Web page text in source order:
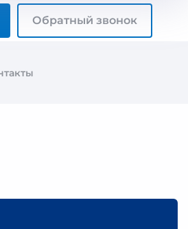
Обратный звонок